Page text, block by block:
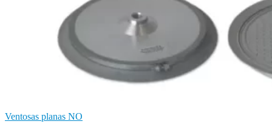
Ventosas planas NO